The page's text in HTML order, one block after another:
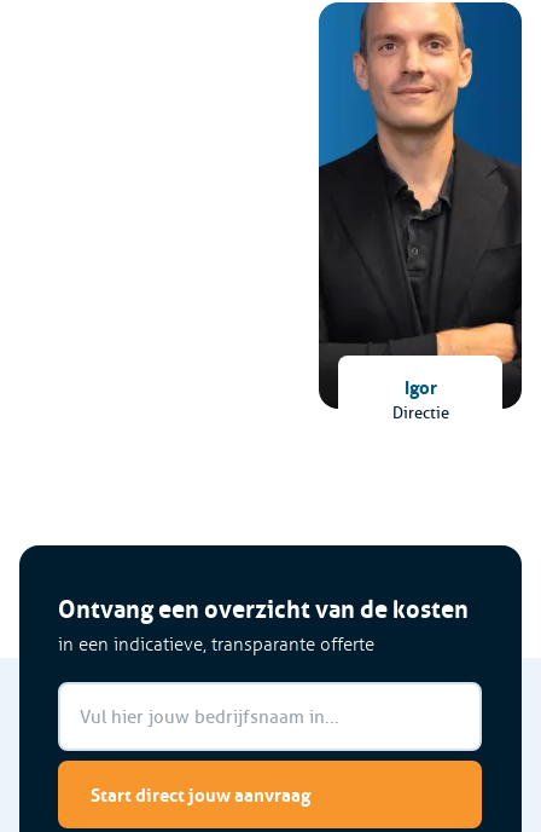
Igor
Directie
Ontvang een overzicht van de kosten
in een indicatieve, transparante offerte
Start direct jouw aanvraag